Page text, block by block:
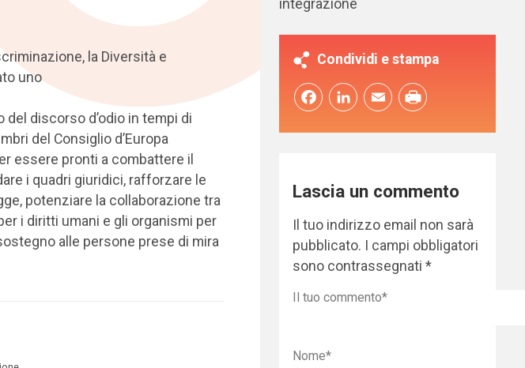
la Diversità e
uno
discorso d’odio in tempi di
del Consiglio d’Europa
essere pronti a combattere il
i quadri giuridici, rafforzare le
potenziare la collaborazione tra
i diritti umani e gli organismi per
alle persone prese di mira
integrazione
Condividi e stampa
FacebookLinkedInEmail
Lascia un commento
Il tuo indirizzo email non sarà
pubblicato. I campi obbligatori
sono contrassegnati*